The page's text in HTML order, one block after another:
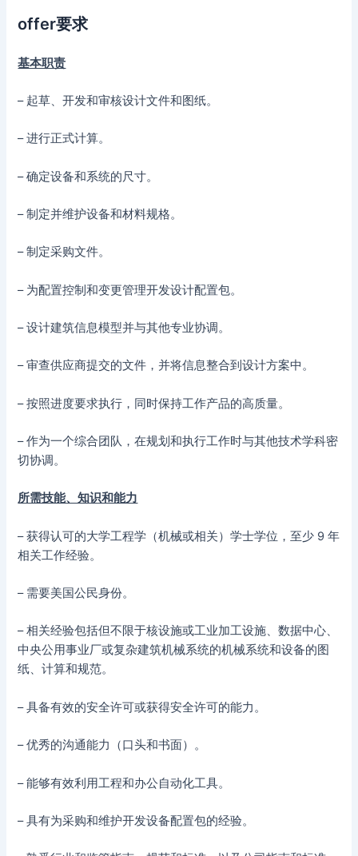
offer要求
基本职责
– 起草、开发和审核设计文件和图纸。
– 进行正式计算。
– 确定设备和系统的尺寸。
– 制定并维护设备和材料规格。
– 制定采购文件。
– 为配置控制和变更管理开发设计配置包。
– 设计建筑信息模型并与其他专业协调。
– 审查供应商提交的文件，并将信息整合到设计方案中。
– 按照进度要求执行，同时保持工作产品的高质量。
– 作为一个综合团队，在规划和执行工作时与其他技术学科密
切协调。
所需技能、知识和能力
– 获得认可的大学工程学（机械或相关）学士学位，至少 9 年
相关工作经验。
– 需要美国公民身份。
– 相关经验包括但不限于核设施或工业加工设施、数据中心、
中央公用事业厂或复杂建筑机械系统的机械系统和设备的图
纸、计算和规范。
– 具备有效的安全许可或获得安全许可的能力。
– 优秀的沟通能力（口头和书面）。
– 能够有效利用工程和办公自动化工具。
– 具有为采购和维护开发设备配置包的经验。